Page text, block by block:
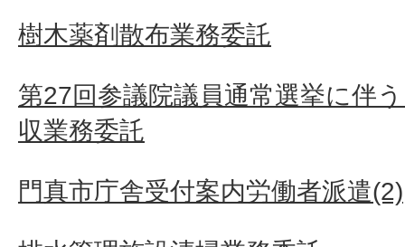
樹木薬剤散布業務委託
第27回参議院議員通常選挙に伴
収業務委託
門真市庁舎受付案内労働者派遣(2)